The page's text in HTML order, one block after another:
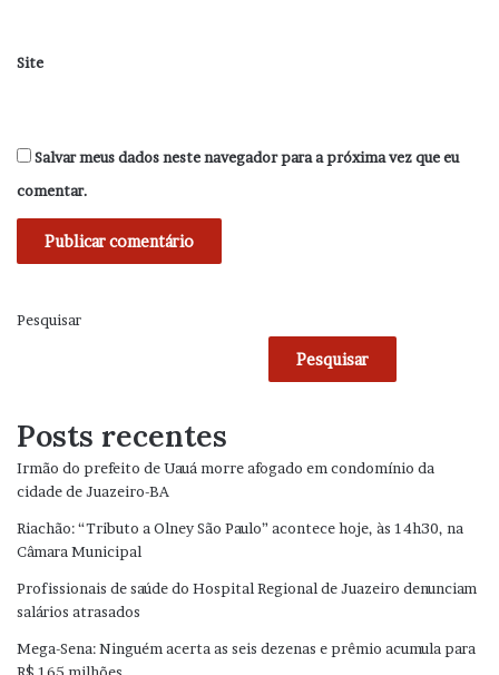
Site
Salvar meus dados neste navegador para a próxima vez que eu
comentar.
Pesquisar
Pesquisar
Posts recentes
Irmão do prefeito de Uauá morre afogado em condomínio da
cidade de Juazeiro-BA
Riachão: “Tributo a Olney São Paulo” acontece hoje, às 14h30, na
Câmara Municipal
Profissionais de saúde do Hospital Regional de Juazeiro denunciam
salários atrasados
Mega-Sena: Ninguém acerta as seis dezenas e prêmio acumula para